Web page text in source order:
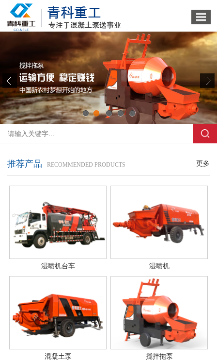
1 2 3
更多
推荐产品 RECOMMENDED PRODUCTS
湿喷机台车 湿喷机
混凝土泵 搅拌拖泵